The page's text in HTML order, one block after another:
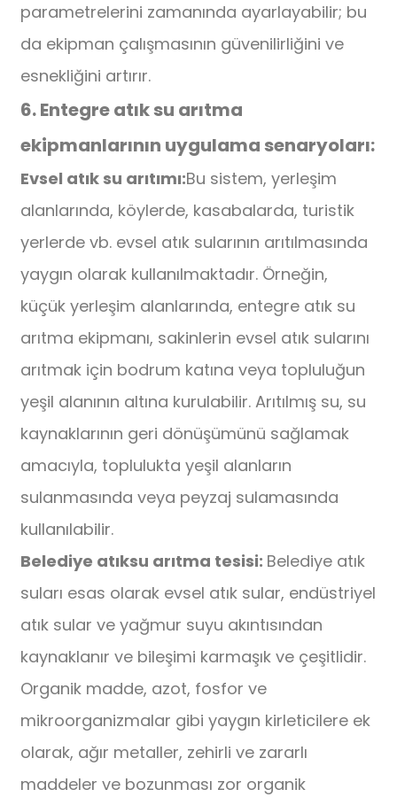
parametrelerini zamanında ayarlayabilir; bu
da ekipman çalışmasının güvenilirliğini ve
esnekliğini artırır.
6. Entegre atık su arıtma
ekipmanlarının uygulama senaryoları:
Evsel atık su arıtımı:Bu sistem, yerleşim
alanlarında, köylerde, kasabalarda, turistik
yerlerde vb. evsel atık sularının arıtılmasında
yaygın olarak kullanılmaktadır. Örneğin,
küçük yerleşim alanlarında, entegre atık su
arıtma ekipmanı, sakinlerin evsel atık sularını
arıtmak için bodrum katına veya topluluğun
yeşil alanının altına kurulabilir. Arıtılmış su, su
kaynaklarının geri dönüşümünü sağlamak
amacıyla, toplulukta yeşil alanların
sulanmasında veya peyzaj sulamasında
kullanılabilir.
Belediye atıksu arıtma tesisi: Belediye atık
suları esas olarak evsel atık sular, endüstriyel
atık sular ve yağmur suyu akıntısından
kaynaklanır ve bileşimi karmaşık ve çeşitlidir.
Organik madde, azot, fosfor ve
mikroorganizmalar gibi yaygın kirleticilere ek
olarak, ağır metaller, zehirli ve zararlı
maddeler ve bozunması zor organik